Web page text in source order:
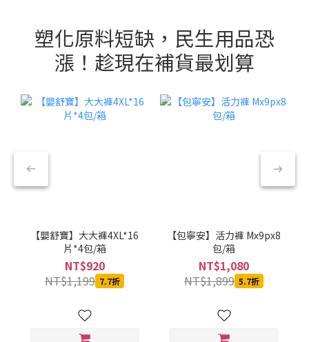
塑化原料短缺，民生用品恐
漲！趁現在補貨最划算
【嬰舒寶】大大褲4XL*16
片*4包/箱
NT$920
NT$1,199 7.7折
【包寧安】活力褲 Mx9px8
包/箱
NT$1,080
NT$1,899 5.7折